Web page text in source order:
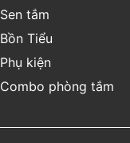
Sen tắm
Bồn Tiểu
Phụ kiện
Combo phòng tắm